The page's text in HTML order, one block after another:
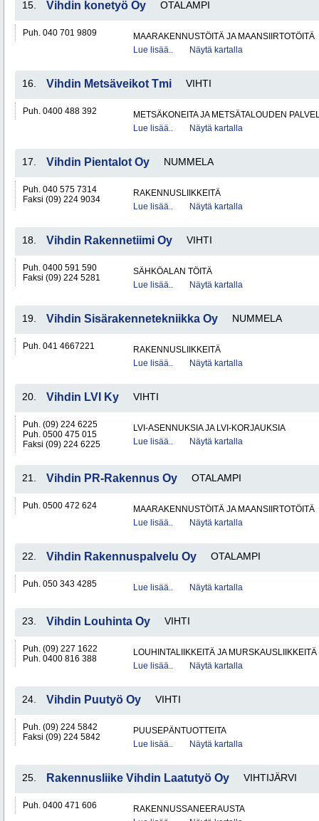
15. Vihdin konetyö Oy OTALAMPI
Puh. 040 701 9809
MAARAKENNUSTÖITÄ JA MAANSIIRTOTÖITÄ
Lue lisää..
Näytä kartalla
16. Vihdin Metsäveikot Tmi VIHTI
Puh. 0400 488 392
METSÄKONEITA JA METSÄTALOUDEN
Lue lisää..
Näytä kartalla
17. Vihdin Pientalot Oy NUMMELA
Puh. 040 575 7314
Faksi (09) 224 9034
RAKENNUSLIIKKEITÄ
Lue lisää..
Näytä kartalla
18. Vihdin Rakennetiimi Oy VIHTI
Puh. 0400 591 590
Faksi (09) 224 5281
SÄHKÖALAN TÖITÄ
Lue lisää..
Näytä kartalla
19. Vihdin Sisärakennetekniikka Oy NUMMELA
Puh. 041 4667221
RAKENNUSLIIKKEITÄ
Lue lisää..
Näytä kartalla
20. Vihdin LVI Ky VIHTI
Puh. (09) 224 6225
Puh. 0500 475 015
Faksi (09) 224 6225
LVI-ASENNUKSIA JA LVI-KORJAUKSIA
Lue lisää..
Näytä kartalla
21. Vihdin PR-Rakennus Oy OTALAMPI
Puh. 0500 472 624
MAARAKENNUSTÖITÄ JA MAANSIIRTOTÖITÄ
Lue lisää..
Näytä kartalla
22. Vihdin Rakennuspalvelu Oy OTALAMPI
Puh. 050 343 4285 Lue lisää.. Näytä kartalla
23. Vihdin Louhinta Oy VIHTI
Puh. (09) 227 1622
Puh. 0400 816 388
LOUHINTALIIKKEITÄ JA MURSKAUSLIIKKEITÄ
Lue lisää..
Näytä kartalla
24. Vihdin Puutyö Oy VIHTI
Puh. (09) 224 5842
Faksi (09) 224 5842
PUUSEPÄNTUOTTEITA
Lue lisää..
Näytä kartalla
25. Rakennusliike Vihdin Laatutyö Oy VIHTIJÄRVI
Puh. 0400 471 606
RAKENNUSSANEERAUSTA